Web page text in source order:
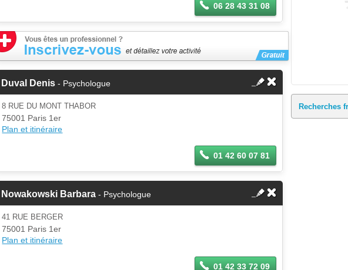
06 28 43 31 08
Duval Denis - Psychologue
8 RUE DU MONT THABOR
75001 Paris 1er
Plan et itinéraire
01 42 60 07 81
Nowakowski Barbara - Psychologue
41 RUE BERGER
75001 Paris 1er
Plan et itinéraire
01 42 33 72 09